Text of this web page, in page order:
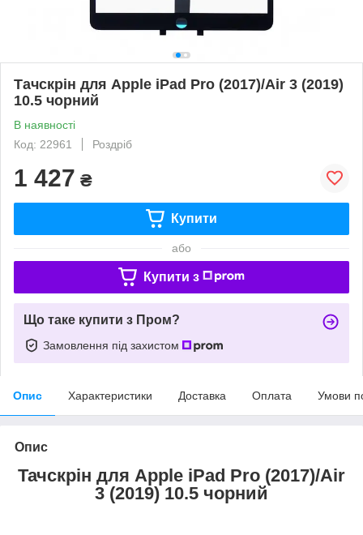
Тачскрін для Apple iPad Pro (2017)/Air 3 (2019)
10.5 чорний
В наявності
Код: 22961
Роздріб
1 427 ₴
Купити
або
Купити з
Що таке купити з Пром?
Замовлення під захистом
Опис Характеристики Доставка Оплата Умови
Опис
Тачскрін для Apple iPad Pro (2017)/Air
3 (2019) 10.5 чорний